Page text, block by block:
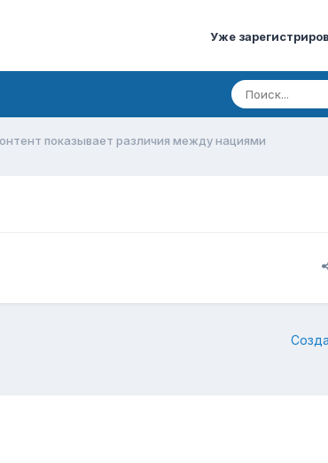
Уже
показывает различия между нациями